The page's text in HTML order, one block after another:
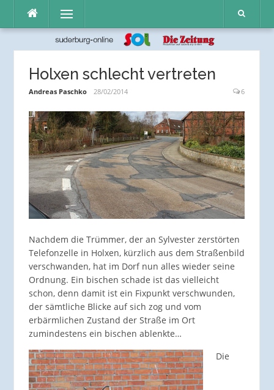
Inhalt
Menü
Holxen schlecht vertreten
Andreas Paschko 28/02/2014 6
Nachdem die Trümmer, der an Sylvester zerstörten
Telefonzelle in Holxen, kürzlich aus dem Straßenbild
verschwanden, hat im Dorf nun alles wieder seine
Ordnung. Ein bischen schade ist das vielleicht
schon, denn damit ist ein Fixpunkt verschwunden,
der sämtliche Blicke auf sich zog und vom
erbärmlichen Zustand der Straße im Ort
zumindestens ein bischen ablenkte…
Die